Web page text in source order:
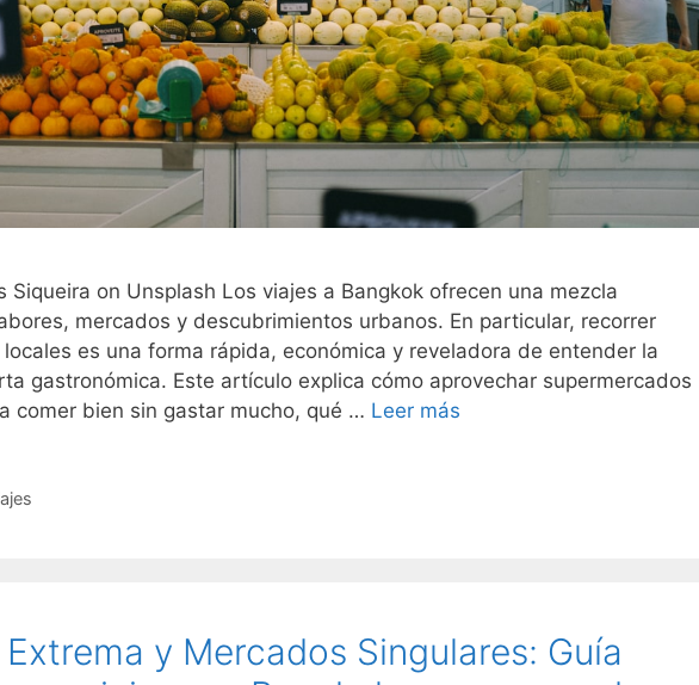
Siqueira on Unsplash Los viajes a Bangkok ofrecen una mezcla
mercados y descubrimientos urbanos. En particular, recorrer
es una forma rápida, económica y reveladora de entender la
gastronómica. Este artículo explica cómo aprovechar supermercados
comer bien sin gastar mucho, qué … Leer más
y Mercados Singulares: Guía